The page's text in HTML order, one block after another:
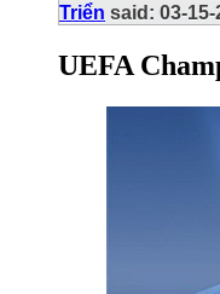
Triển said: 03-15-
UEFA